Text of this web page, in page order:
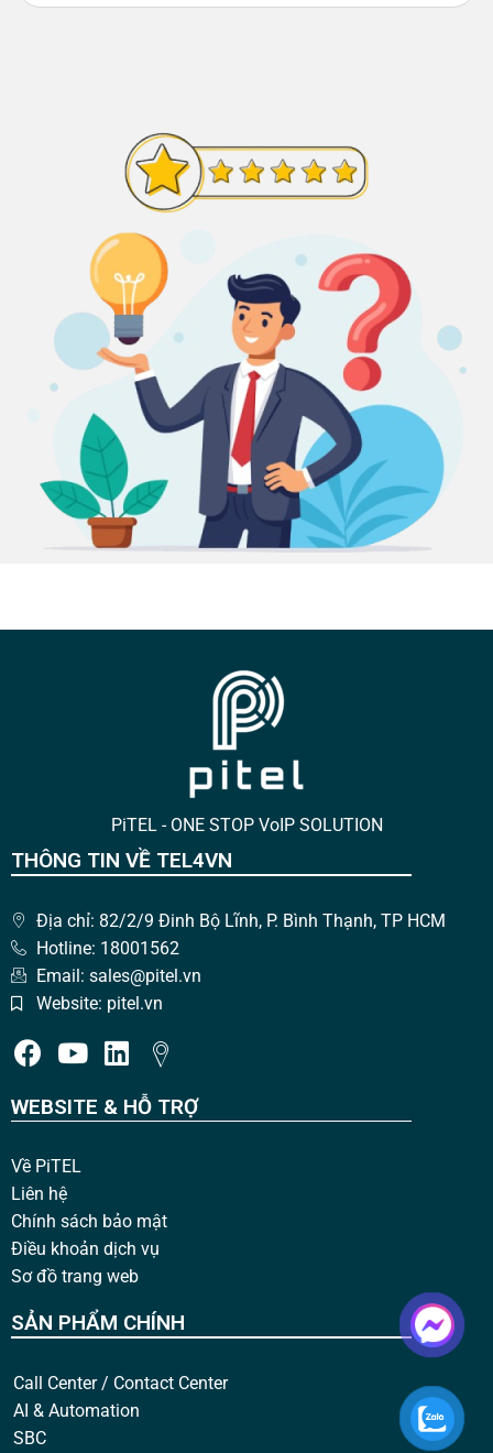
PiTEL - ONE STOP VoIP SOLUTION
THÔNG TIN VỀ TEL4VN
Địa chỉ: 82/2/9 Đinh Bộ Lĩnh, P. Bình Thạnh, TP HCM
Hotline: 18001562
Email: sales@pitel.vn
Website: pitel.vn
WEBSITE & HỖ TRỢ
Về PiTEL
Liên hệ
Chính sách bảo mật
Điều khoản dịch vụ
Sơ đồ trang web
SẢN PHẨM CHÍNH
Call Center / Contact Center
AI & Automation
SBC